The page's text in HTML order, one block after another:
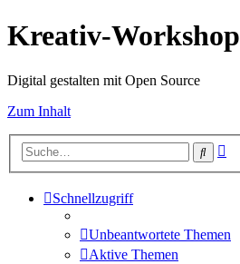
Kreativ-
Digital gestalten mit Open Source
Zum Inhalt
Suche
Schnellzugriff
Unbeantwortete Themen
Aktive Themen